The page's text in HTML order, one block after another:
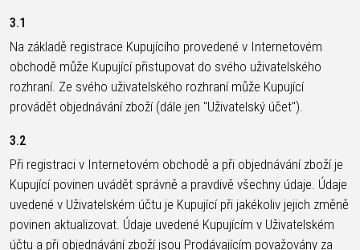
3.1
Na základě registrace Kupujícího provedené v Internetovém
obchodě může Kupující přistupovat do svého uživatelského
rozhraní. Ze svého uživatelského rozhraní může Kupující
provádět objednávání zboží (dále jen "Uživatelský účet").
3.2
Při registraci v Internetovém obchodě a při objednávání zboží je
Kupující povinen uvádět správně a pravdivě všechny údaje. Údaje
uvedené v Uživatelském účtu je Kupující při jakékoliv jejich změně
povinen aktualizovat. Údaje uvedené Kupujícím v Uživatelském
účtu a při objednávání zboží jsou Prodávajícím považovány za